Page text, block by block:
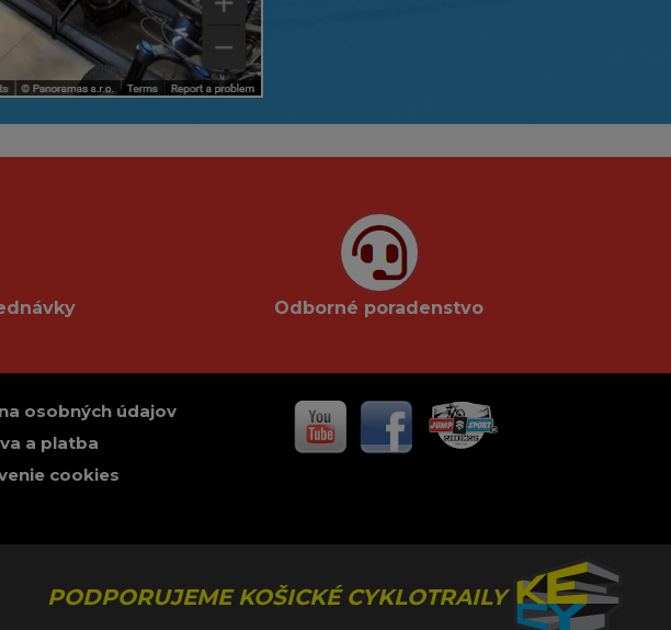
Odborné poradenstvo
osobných údajov
a platba
cookies
PODPORUJEME KOŠICKÉ CYKLOTRAILY